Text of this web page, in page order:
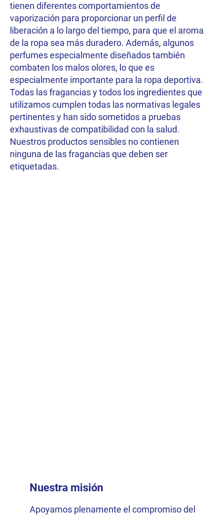
tienen diferentes comportamientos de
vaporización para proporcionar un perfil de
liberación a lo largo del tiempo, para que el aroma
de la ropa sea más duradero. Además, algunos
perfumes especialmente diseñados también
combaten los malos olores, lo que es
especialmente importante para la ropa deportiva.
Todas las fragancias y todos los ingredientes que
utilizamos cumplen todas las normativas legales
pertinentes y han sido sometidos a pruebas
exhaustivas de compatibilidad con la salud.
Nuestros productos sensibles no contienen
ninguna de las fragancias que deben ser
etiquetadas.
Nuestra misión
Apoyamos plenamente el compromiso del